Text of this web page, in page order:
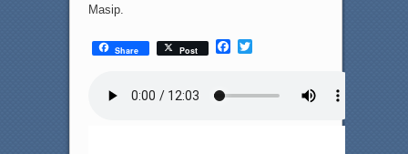
Masip.
Share Post
F
T